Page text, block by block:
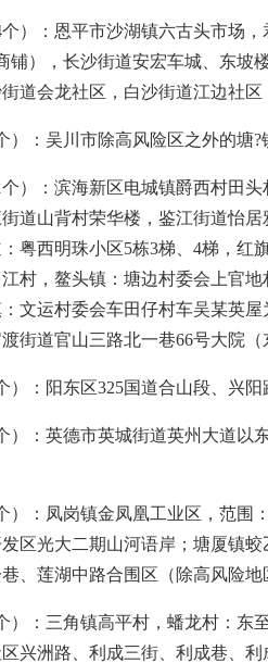
）：恩平市沙湖镇六古头市场
铺），长沙街道安宏车城、东坡
道会龙社区，白沙街道江边社
）：吴川市除高风险区之外的塘
）：滨海新区电城镇爵西村田
道山背村荣华楼，鉴江街道怡
粤西明珠小区5栋3梯、4梯，
江村，鳌头镇：塘边村委会上官
文运村委会车田仔村车吴某英
渡街道官山三路北一巷66号大院
）：阳东区325国道合山段、兴
）：英德市英城街道英州大道
）：凤岗镇金凤凰工业区，范围
区光大二期山河语岸；塘厦镇
、莲湖中路合围区（除高风险地
）：三角镇高平村，蟠龙村：
兴洲路、利成三街、利成巷、